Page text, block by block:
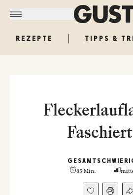
REZEPTE TIPPS &
GESAMT
85 Min.